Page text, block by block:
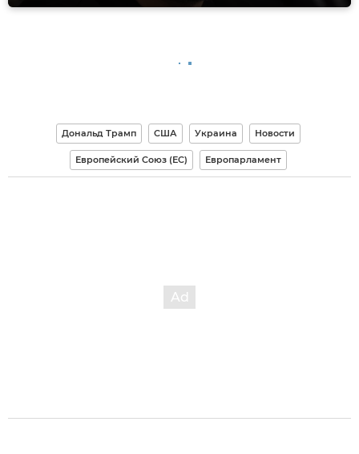
Дональд Трамп США Украина Новости
Европейский Союз (ЕС) Европарламент